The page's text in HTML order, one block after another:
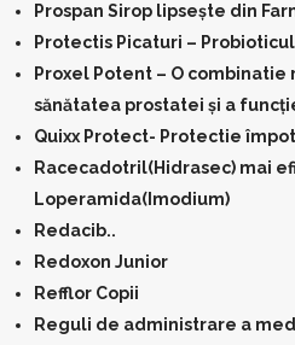
Prospan Sirop lipsește din
Protectis Picaturi –
Proxel Potent – O combinatie
sănătatea prostatei și a
Quixx Protect- Protectie
Racecadotril(Hidrasec) mai
Loperamida(Imodium)
Redacib..
Redoxon Junior
Refflor Copii
Reguli de administrare a